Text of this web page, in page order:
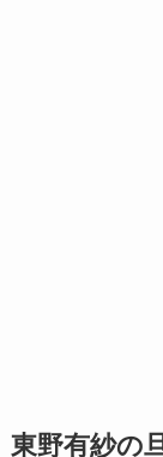
東野有紗の